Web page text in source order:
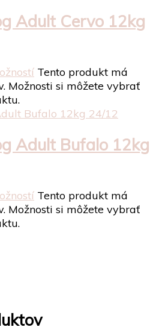
Adult Cervo 12kg
Tento produkt má
Možnosti si môžete vybrať
Adult Bufalo 12kg
Tento produkt má
Možnosti si môžete vybrať